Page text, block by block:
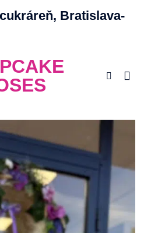
Bratislava-